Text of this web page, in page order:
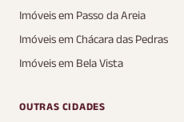
Imóveis em Passo da Areia
Imóveis em Chácara das Pedras
Imóveis em Bela Vista
OUTRAS CIDADES